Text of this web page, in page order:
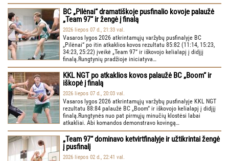
BC „Pilėnai“ dramatiškoje pusfinalio kovoje palaužė
„Team 97“ ir žengė į finalą
2026 liepos 07 d., 21:33 val.
Vasaros lygos 2026 atkrintamųjų varžybų pusfinalyje BC
„Pilėnai“ po itin atkaklios kovos rezultatu 85:82 (11:14, 15:23,
34:23, 25:22) įveikė „Team 97“ ir iškovojo kelialapį į didįjį
finalą.Rungtynių pradžioje iniciatyva…
KKL NGT po atkaklios kovos palaužė BC „Boom“ ir
iškopė į finalą
2026 liepos 07 d., 20:03 val.
Vasaros lygos 2026 atkrintamųjų varžybų pusfinalyje KKL NGT
rezultatu 88:84 palaužė BC „Boom“ ir iškovojo kelialapį į didįjį
finalą.Rungtynės nuo pat pirmųjų minučių klostėsi labai
atkakliai. Abi komandos demonstravo kovingą…
„Team 97“ dominavo ketvirtfinalyje ir užtikrintai žengė
į pusfinalį
2026 liepos 02 d., 22:41 val.